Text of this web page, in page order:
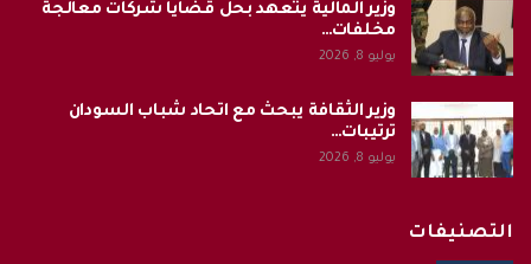
وزير المالية يتعهد بحل قضايا شركات معالجة
مخلفات…
يوليو 8, 2026
وزير الثقافة يبحث مع اتحاد شباب السودان
ترتيبات…
يوليو 8, 2026
التصنيفات